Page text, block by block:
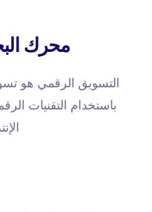
محرك
التسويق الرقمي هو
باستخدام التقنيات